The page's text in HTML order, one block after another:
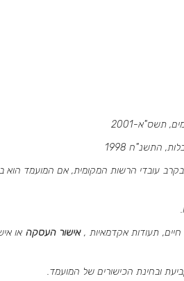
תשס"א-2001
עובדי הרשות המקומית, אם המועמד הוא
תעודות אקדמאיות ,אישור העסקה או
ובחינת הכישורים של המועמד.